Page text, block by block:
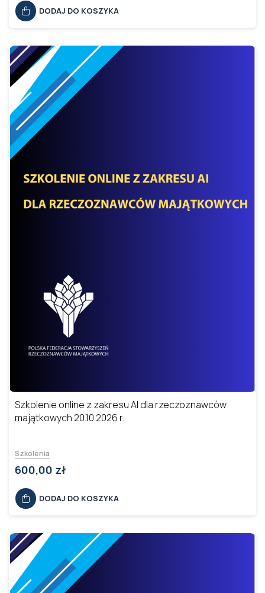
DODAJ DO KOSZYKA
Szkolenie online z zakresu AI dla rzeczoznawców
majątkowych 20.10.2026 r.
Szkolenia
600,00 zł
DODAJ DO KOSZYKA